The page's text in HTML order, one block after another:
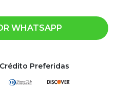
WHATSAPP
Preferidas